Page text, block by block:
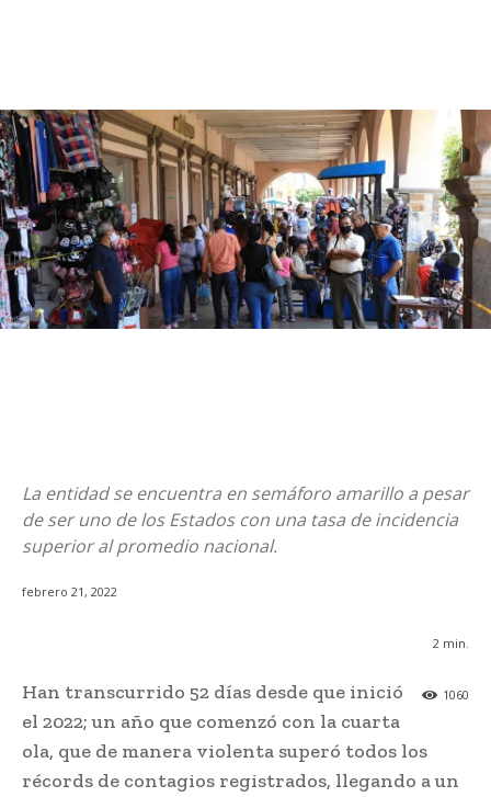
La entidad se encuentra en semáforo amarillo a pesar
de ser uno de los Estados con una tasa de incidencia
superior al promedio nacional.
febrero 21, 2022
2 min.
1060
Han transcurrido 52 días desde que inició
el 2022; un año que comenzó con la cuarta
ola, que de manera violenta superó todos los
récords de contagios registrados, llegando a un